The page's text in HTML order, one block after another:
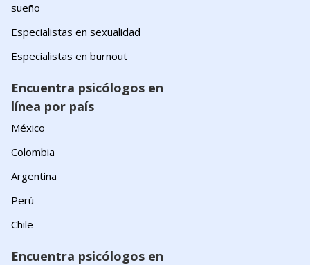
sueño
Especialistas en sexualidad
Especialistas en burnout
Encuentra psicólogos en
línea por país
México
Colombia
Argentina
Perú
Chile
Encuentra psicólogos en